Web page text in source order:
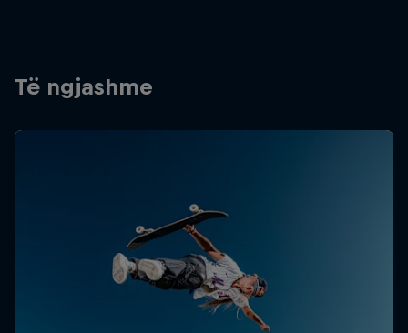
Të ngjashme